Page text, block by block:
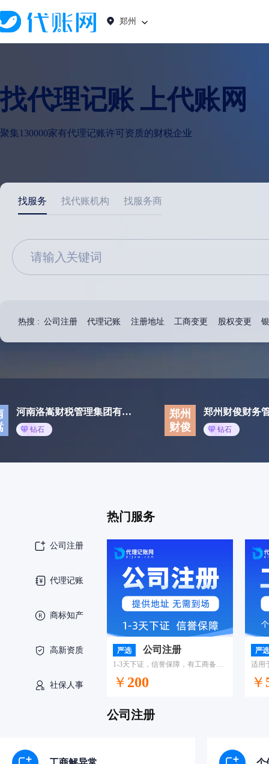
郑州
找代理记账 上代账网
聚集130000家有代理记账许可资质的财税企业
找服务 找代账机构 找服务商
热搜 : 公司注册 代理记账 注册地址 工商变更 股权变更
河南洛嵩财税管理集团有限公司
钻石
郑州
财俊
郑州财俊财务
钻石
公司注册
代理记账
商标知产
高新资质
社保人事
热门服务
严选 公司注册
1-3天下证，信誉保障，有工商备案代理资质！
￥ 200
严选
￥
公司注册